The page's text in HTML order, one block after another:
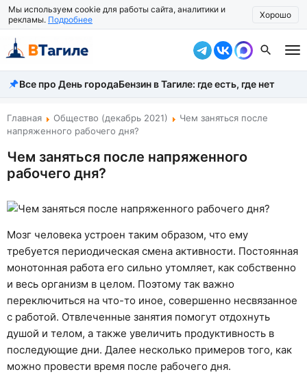
Мы используем cookie для работы сайта, аналитики и
рекламы. Подробнее Хорошо
Все новости
Происшествия
Власть
Жизнь
Общество
Рассказать новость
Все про День городаБензин в Тагиле: где есть, где нет
Главная Общество (декабрь 2021)
Чем заняться после
напряженного рабочего дня?
Чем заняться после напряженного
рабочего дня?
Мозг человека устроен таким образом, что ему
требуется периодическая смена активности. Постоянная
монотонная работа его сильно утомляет, как собственно
и весь организм в целом. Поэтому так важно
переключиться на что-то иное, совершенно несвязанное
с работой. Отвлеченные занятия помогут отдохнуть
душой и телом, а также увеличить продуктивность в
последующие дни. Далее несколько примеров того, как
можно провести время после рабочего дня.